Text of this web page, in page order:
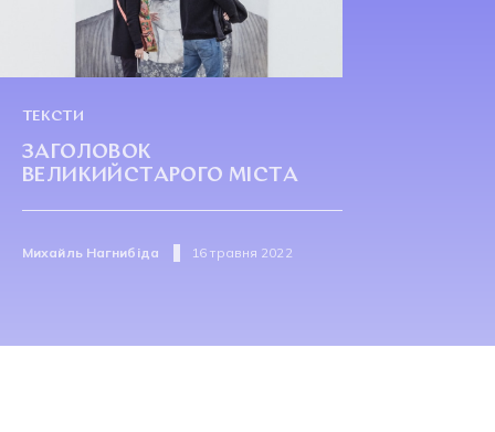
ТЕКСТИ
ЗАГОЛОВОК
ВЕЛИКИЙСТАРОГО МІСТА
Михайль Нагнибіда 16 травня 2022